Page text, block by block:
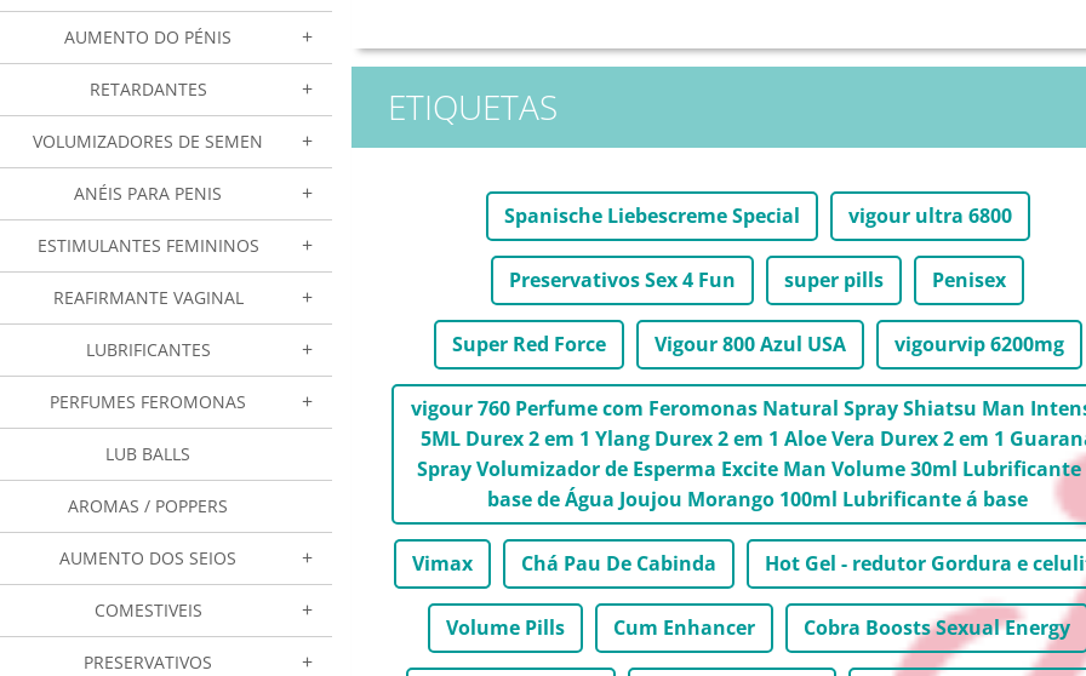
AUMENTO DO PÉNIS
RETARDANTES
VOLUMIZADORES DE SEMEN
ANÉIS PARA PENIS
ESTIMULANTES FEMININOS
REAFIRMANTE VAGINAL
LUBRIFICANTES
PERFUMES FEROMONAS
LUB BALLS
AROMAS / POPPERS
AUMENTO DOS SEIOS
COMESTIVEIS
PRESERVATIVOS
ETIQUETAS
Spanische Liebescreme Special vigour ultra 6800
Preservativos Sex 4 Fun super pills Penisex
Super Red Force Vigour 800 Azul USA vigourvip 6200mg
vigour 760 Perfume com Feromonas Natural Spray Shiatsu Man
5ML Durex 2 em 1 Ylang Durex 2 em 1 Aloe Vera Durex 2 em 1
Spray Volumizador de Esperma Excite Man Volume 30ml Lubrificante
base de Água Joujou Morango 100ml Lubrificante á base
Vimax Chá Pau De Cabinda Hot Gel - redutor Gordura e
Volume Pills Cum Enhancer Cobra Boosts Sexual Energy